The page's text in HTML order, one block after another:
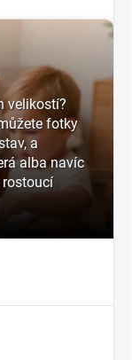
velikostí?
fotky
a
alba navíc